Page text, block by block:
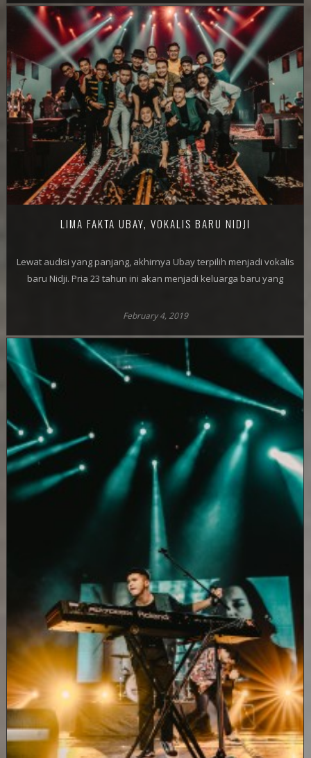
LIMA FAKTA UBAY, VOKALIS BARU NIDJI
Lewat audisi yang panjang, akhirnya Ubay terpilih menjadi vokalis
baru Nidji. Pria 23 tahun ini akan menjadi keluarga baru yang
February 4, 2019